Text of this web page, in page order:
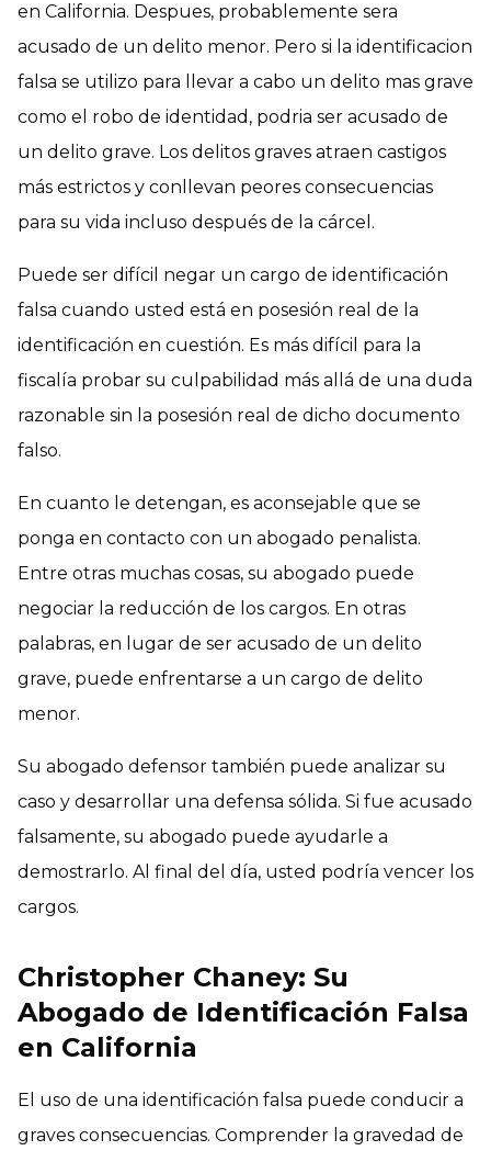
en California. Despues, probablemente sera
acusado de un delito menor. Pero si la identificacion
falsa se utilizo para llevar a cabo un delito mas grave
como el robo de identidad, podria ser acusado de
un delito grave. Los delitos graves atraen castigos
más estrictos y conllevan peores consecuencias
para su vida incluso después de la cárcel.
Puede ser difícil negar un cargo de identificación
falsa cuando usted está en posesión real de la
identificación en cuestión. Es más difícil para la
fiscalía probar su culpabilidad más allá de una duda
razonable sin la posesión real de dicho documento
falso.
En cuanto le detengan, es aconsejable que se
ponga en contacto con un abogado penalista.
Entre otras muchas cosas, su abogado puede
negociar la reducción de los cargos. En otras
palabras, en lugar de ser acusado de un delito
grave, puede enfrentarse a un cargo de delito
menor.
Su abogado defensor también puede analizar su
caso y desarrollar una defensa sólida. Si fue acusado
falsamente, su abogado puede ayudarle a
demostrarlo. Al final del día, usted podría vencer los
cargos.
Christopher Chaney: Su
Abogado de Identificación Falsa
en California
El uso de una identificación falsa puede conducir a
graves consecuencias. Comprender la gravedad de